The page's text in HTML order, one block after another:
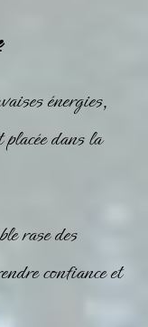
énergies,
dans la
rase des
confiance et